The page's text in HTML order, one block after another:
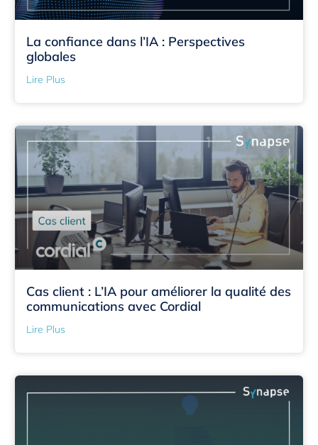
La confiance dans l’IA : Perspectives
globales
Lire Plus
Cas client : L’IA pour améliorer la qualité des
communications avec Cordial
Lire Plus